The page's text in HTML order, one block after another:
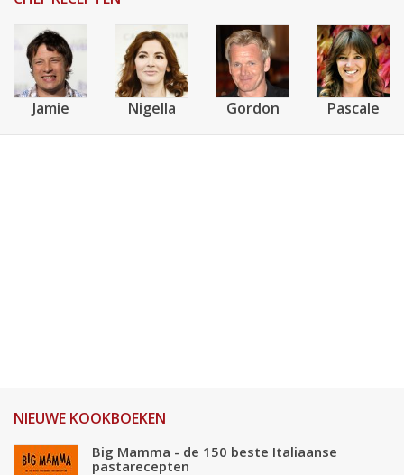
Jamie Nigella Gordon Pascale
NIEUWE KOOKBOEKEN
Big Mamma - de 150 beste Italiaanse
pastarecepten